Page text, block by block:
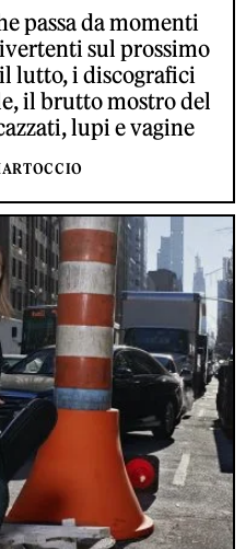
passa da momenti
sul prossimo
il lutto, i discografici
il brutto mostro del
lupi e vagine